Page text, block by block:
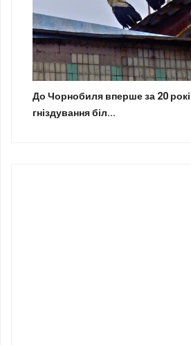
До Чорнобиля вперше за 20
гніздування біл...